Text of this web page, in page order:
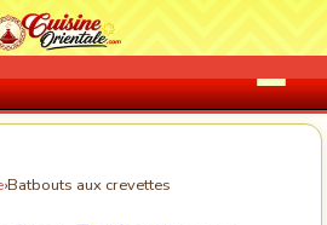
›Batbouts aux crevettes